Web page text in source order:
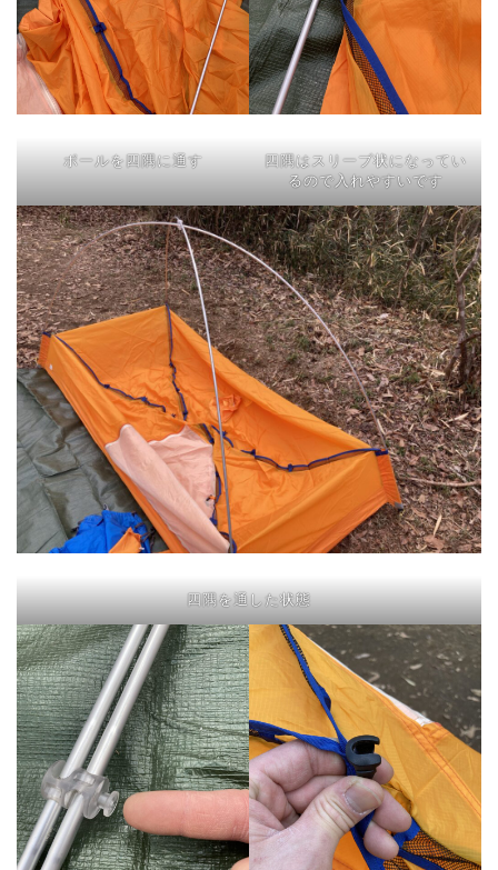
ポールを四隅に通す
四隅はスリーブ状になってい
るので入れやすいです
四隅を通した状態